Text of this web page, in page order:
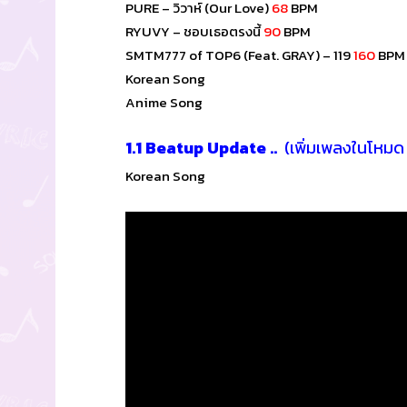
PURE – วิวาห์ (Our Love)68BPM
RYUVY – ชอบเธอตรงนี้90BPM
SMTM777 of TOP6 (Feat. GRAY) – 119160BPM
Korean Song
Anime Song
1.1 Beatup Update .. (เพิ่มเพลงในโหม
Korean Song